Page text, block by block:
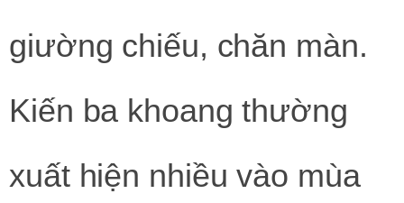
giường chiếu, chăn màn.
Kiến ba khoang thường
xuất hiện nhiều vào mùa